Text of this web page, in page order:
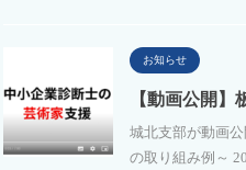
お知らせ
【動画公開
城北支部が動画
の取り組み例～